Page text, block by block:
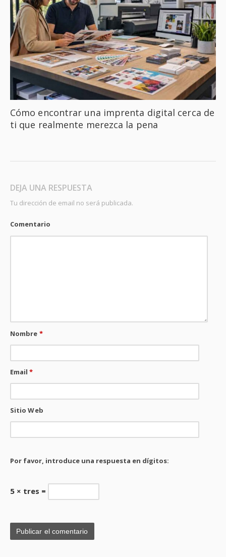
Cómo encontrar una imprenta digital cerca de
ti que realmente merezca la pena
DEJA UNA RESPUESTA
Tu dirección de email no será publicada.
Comentario
Nombre *
Email*
Sitio Web
Por favor, introduce una respuesta en dígitos:
5 × tres =